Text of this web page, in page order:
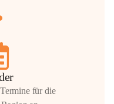
für die